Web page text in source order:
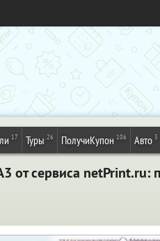
17 Туры 26 ПолучиКупон 106 Авто 3
от сервиса netPrint.ru: